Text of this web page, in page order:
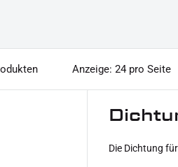
Anzeige: 24 pro Seite
Die Dichtung